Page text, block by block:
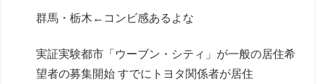
群馬・栃木←コンビ感あるよな
実証実験都市「ウーブン・シティ」が一般の居住希
望者の募集開始 すでにトヨタ関係者が居住